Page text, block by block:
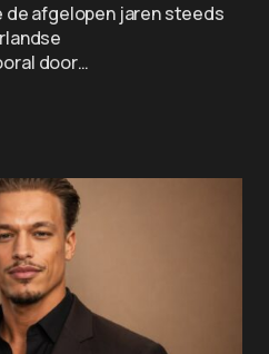
de afgelopen jaren steeds
door…